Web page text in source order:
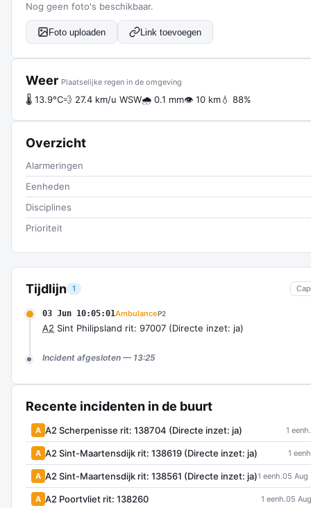
Tijdlijn 1
03 Jun 10:05:01AmbulanceP2
A2 Sint Philipsland rit: 97007 (Directe inzet: ja)
Incident afgesloten — 13:25
Recente incidenten in de buurt
A A2 Scherpenisse rit: 138704 (Directe inzet: ja) 1 eenh.
A A2 Sint-Maartensdijk rit: 138619 (Directe inzet: ja) 1
A A2 Sint-Maartensdijk rit: 138561 (Directe inzet: ja)1 eenh.05 Aug
A A2 Poortvliet rit: 138260 1 eenh.05
Nog geen foto's beschikbaar.
Foto uploaden Link toevoegen
Weer Plaatselijke regen in de omgeving
🌡 13.9°C💨 27.4 km/u WSW🌧 0.1 mm👁 10 km💧 88%
Overzicht
Alarmeringen
Eenheden
Disciplines
Prioriteit